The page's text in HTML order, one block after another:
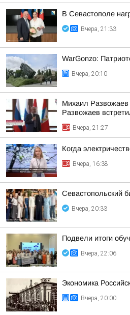
В Севастополе
Вчера, 21:33
WarGonzo:
Вчера, 20:10
Михаил Развожаев
Развожаев
Вчера, 21:27
Когда
Вчера, 16:38
Севастопольский
Вчера, 20:33
Подвели итоги
Вчера, 22:06
Экономика
Вчера, 20:00